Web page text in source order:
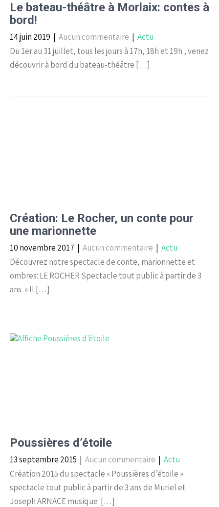
Le bateau-théâtre à Morlaix: contes à
bord!
14 juin 2019 | Aucun commentaire | Actu
Du 1er au 31 juillet, tous les jours à 17h, 18h et 19h , venez
découvrir à bord du bateau-théâtre […]
Création: Le Rocher, un conte pour
une marionnette
10 novembre 2017 | Aucun commentaire | Actu
Découvrez notre spectacle de conte, marionnette et
ombres: LE ROCHER Spectacle tout public à partir de 3
ans » Il […]
Poussières d’étoile
13 septembre 2015 | Aucun commentaire | Actu
Création 2015 du spectacle « Poussières d’étoile »
spectacle tout public à partir de 3 ans de Muriel et
Joseph ARNACE musique […]